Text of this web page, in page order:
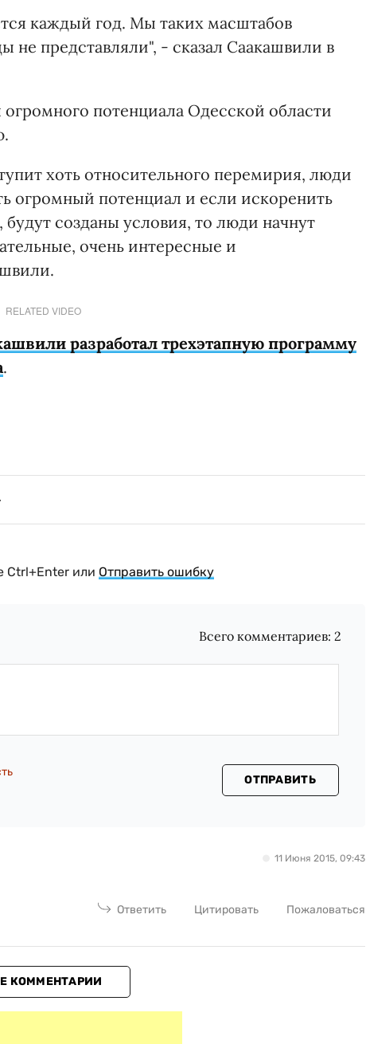
каждый год. Мы таких масштабов
не представляли", - сказал Саакашвили в
потенциала Одесской области
хоть относительного перемирия, люди
огромный потенциал и если искоренить
созданы условия, то люди начнут
очень интересные и
RELATED VIDEO
разработал трехэтапную программу
.
Ctrl+Enter или Отправить ошибку
Всего комментариев: 2
ОТПРАВИТЬ
11 Июня 2015, 09:43
Ответить Цитировать Пожаловаться
КОММЕНТАРИИ